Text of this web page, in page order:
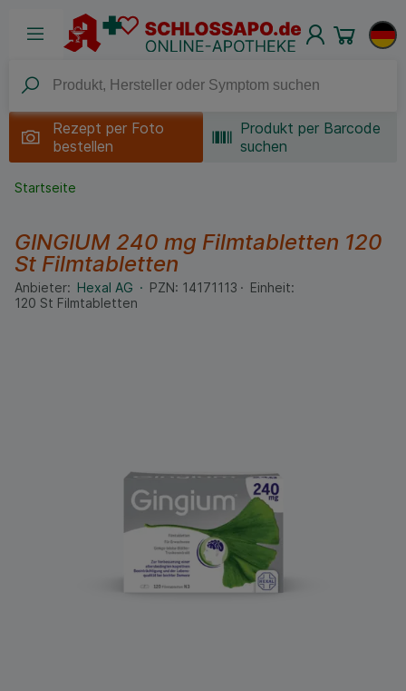
Rezept per Foto
bestellen
Produkt per Barcode
suchen
Startseite
GINGIUM 240 mg Filmtabletten 120
St Filmtabletten
Anbieter: Hexal AG PZN: 14171113
Einheit:
120 St Filmtabletten